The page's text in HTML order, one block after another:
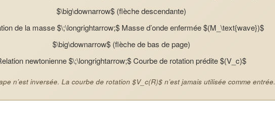
$\big\downarrow$ (flèche descendante)
de la masse $\;\longrightarrow;$ Masse d’onde enfermée $(M_\text{wave})$
$\big\downarrow$ (flèche de bas de page)
newtonienne $\;\longrightarrow;$ Courbe de rotation prédite $(V_c)$
n’est inversée. La courbe de rotation $V_c(R)$ n’est jamais utilisée comme entrée.